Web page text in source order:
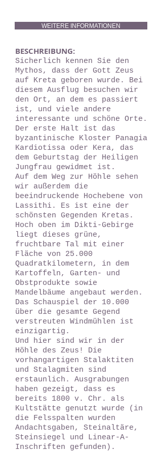
WEITERE INFORMATIONEN
BESCHREIBUNG:
Sicherlich kennen Sie den
Mythos, dass der Gott Zeus
auf Kreta geboren wurde. Bei
diesem Ausflug besuchen wir
den Ort, an dem es passiert
ist, und viele andere
interessante und schöne Orte.
Der erste Halt ist das
byzantinische Kloster Panagia
Kardiotissa oder Kera, das
dem Geburtstag der Heiligen
Jungfrau gewidmet ist.
Auf dem Weg zur Höhle sehen
wir außerdem die
beeindruckende Hochebene von
Lassithi. Es ist eine der
schönsten Gegenden Kretas.
Hoch oben im Dikti-Gebirge
liegt dieses grüne,
fruchtbare Tal mit einer
Fläche von 25.000
Quadratkilometern, in dem
Kartoffeln, Garten- und
Obstprodukte sowie
Mandelbäume angebaut werden.
Das Schauspiel der 10.000
über die gesamte Gegend
verstreuten Windmühlen ist
einzigartig.
Und hier sind wir in der
Höhle des Zeus! Die
vorhangartigen Stalaktiten
und Stalagmiten sind
erstaunlich. Ausgrabungen
haben gezeigt, dass es
bereits 1800 v. Chr. als
Kultstätte genutzt wurde (in
die Felsspalten wurden
Andachtsgaben, Steinaltäre,
Steinsiegel und Linear-A-
Inschriften gefunden).